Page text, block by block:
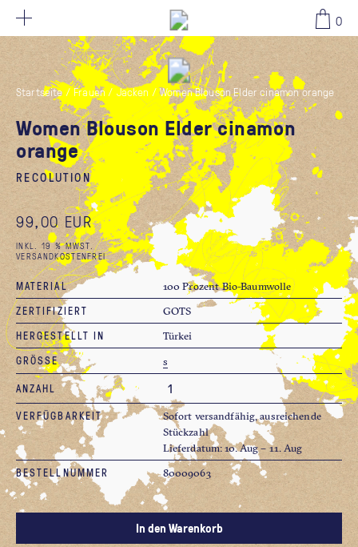
0
99,00 EUR
Startseite / Frauen / Jacken / Women Blouson Elder cinamon orange
Women Blouson Elder cinamon
orange
RECOLUTION
99,00 EUR
INKL. 19 % MWST.
VERSANDKOSTENFREI
MATERIAL 100 Prozent Bio-Baumwolle
ZERTIFIZIERT GOTS
HERGESTELLT IN Türkei
GRÖSSE s
ANZAHL
VERFÜGBARKEIT
Sofort versandfähig, ausreichende
Stückzahl
Lieferdatum: 10. Aug – 11. Aug
BESTELLNUMMER 80009063